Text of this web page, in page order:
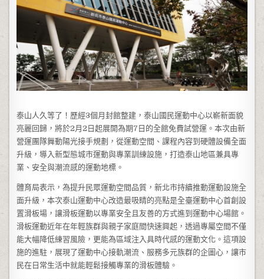
泰山人久等了！歷經3個月封館整建，泰山國民運動中心以嶄新面貌
亮麗回歸，將於2月2日起展開為期7日的全館免費試營運。本次由新
營運團隊舞動陽光接手規劃，從運動空間、課程內容到硬體設備全面
升級，導入新型態城市運動與專業訓練設施，打造泰山地區兼具專
業、安全與潮流感的運動地標。
體育局表示，為提升民眾運動空間品質，新北市持續推動運動設施全
面升級，本次泰山運動中心改造最吸睛的亮點是全臺運動中心首創設
置滑板場，讓滑板運動以專業安全且友善的方式進到運動中心場館。
滑板運動近年在年輕族群與親子家庭間快速興起，透過專屬空間不僅
能大幅降低練習風險，更能為區域注入具時代感的運動文化。這項設
施的進駐，展現了運動中心接軌潮流、服務多元族群的企圖心，讓市
民在日常生活中就能輕鬆接觸專業的滑板體驗。